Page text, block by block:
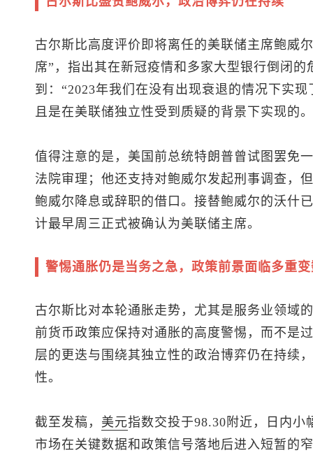
古尔斯比高度评价即将离任的美联储主席鲍威
席”，指出其在新冠疫情和多家大型银行倒闭
到：“2023年我们在没有出现衰退的情况下实
且是在美联储独立性受到质疑的背景下实现的
值得注意的是，美国前总统特朗普曾试图罢免
法院审理；他还支持对鲍威尔发起刑事调查，
鲍威尔降息或辞职的借口。接替鲍威尔的沃什
计最早周三正式被确认为美联储主席。
警惕通胀仍是当务之急，政策前景面临多重
古尔斯比对本轮通胀走势，尤其是服务业领域
前货币政策应保持对通胀的高度警惕，而不是
层的更迭与围绕其独立性的政治博弈仍在持续
性。
截至发稿， 美元指数交投于98.30附近，日内小
市场在关键数据和政策信号落地后进入短暂的